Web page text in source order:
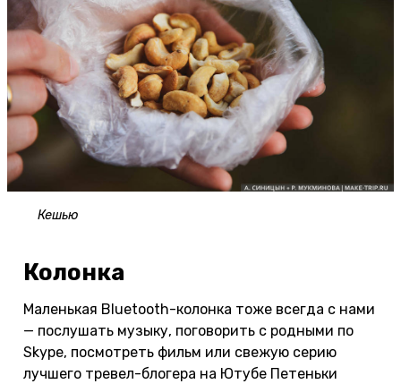
Кешью
Колонка
Маленькая Bluetooth-колонка тоже всегда с нами
— послушать музыку, поговорить с родными по
Skype, посмотреть фильм или свежую серию
лучшего тревел-блогера на Ютубе Петеньки